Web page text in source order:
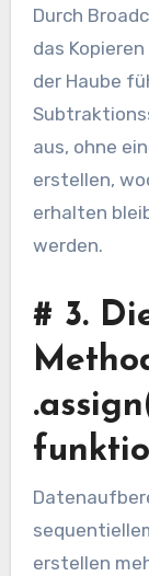
Durch
das
der Haube
aus, ohne
erstellen,
erhalten
werden.
# 3.
erstellen